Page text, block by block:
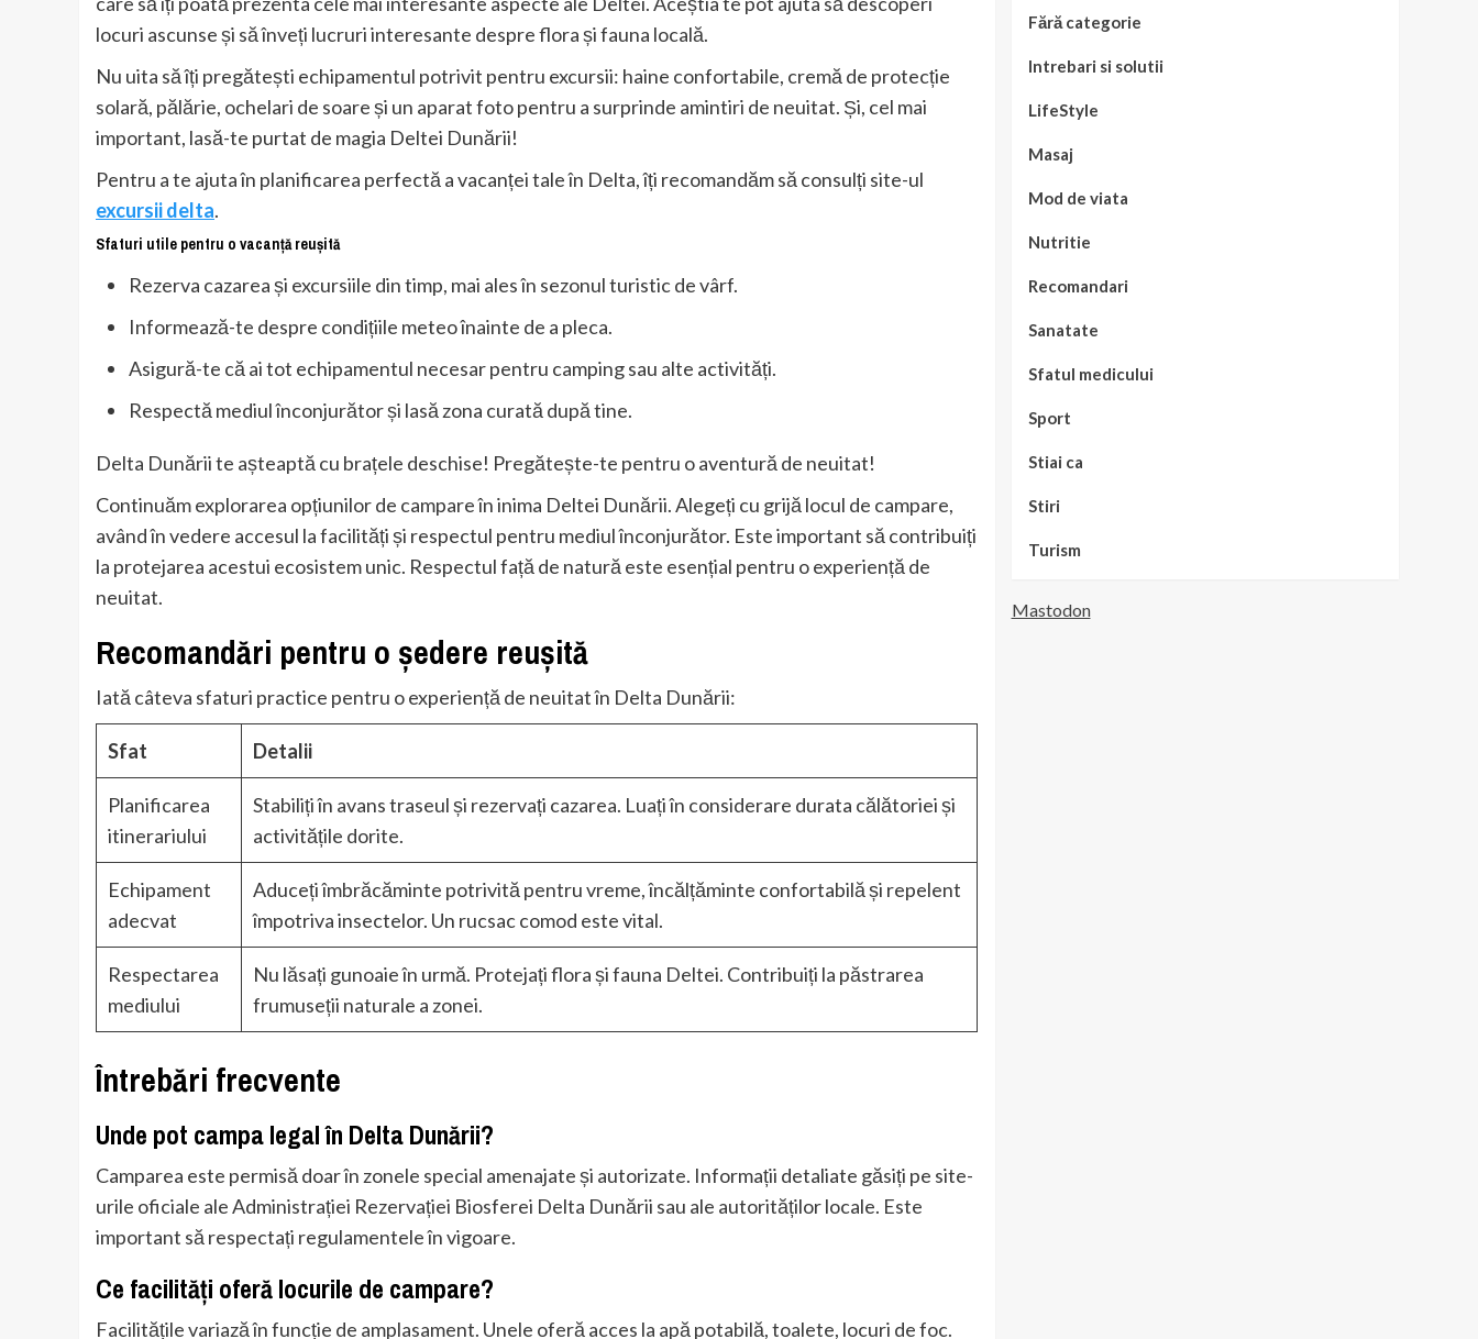
locuri ascunse și să înveți lucruri interesante despre flora și fauna locală.
Nu uita să îți pregătești echipamentul potrivit pentru excursii: haine confortabile, cremă de protecție
solară, pălărie, ochelari de soare și un aparat foto pentru a surprinde amintiri de neuitat. Și, cel mai
important, lasă-te purtat de magia Deltei Dunării!
Pentru a te ajuta în planificarea perfectă a vacanței tale în Delta, îți recomandăm să consulți site-ul
excursii delta.
Sfaturi utile pentru o vacanță reușită
Rezerva cazarea și excursiile din timp, mai ales în sezonul turistic de vârf.
Informează-te despre condițiile meteo înainte de a pleca.
Asigură-te că ai tot echipamentul necesar pentru camping sau alte activități.
Respectă mediul înconjurător și lasă zona curată după tine.
Delta Dunării te așteaptă cu brațele deschise! Pregătește-te pentru o aventură de neuitat!
Continuăm explorarea opțiunilor de campare în inima Deltei Dunării. Alegeți cu grijă locul de campare,
având în vedere accesul la facilități și respectul pentru mediul înconjurător. Este important să contribuiți
la protejarea acestui ecosistem unic. Respectul față de natură este esențial pentru o experiență de
neuitat.
Recomandări pentru o ședere reușită
Iată câteva sfaturi practice pentru o experiență de neuitat în Delta Dunării:
Sfat Detalii
Planificarea
itinerariului
Stabiliți în avans traseul și rezervați cazarea. Luați în considerare durata călătoriei și
activitățile dorite.
Echipament
adecvat
Aduceți îmbrăcăminte potrivită pentru vreme, încălțăminte confortabilă și repelent
împotriva insectelor. Un rucsac comod este vital.
Respectarea
mediului
Nu lăsați gunoaie în urmă. Protejați flora și fauna Deltei. Contribuiți la păstrarea
frumuseții naturale a zonei.
Întrebări frecvente
Unde pot campa legal în Delta Dunării?
Camparea este permisă doar în zonele special amenajate și autorizate. Informații detaliate găsiți pe site-
urile oficiale ale Administrației Rezervației Biosferei Delta Dunării sau ale autorităților locale. Este
important să respectați regulamentele în vigoare.
Ce facilități oferă locurile de campare?
Facilitățile variază în funcție de amplasament. Unele oferă acces la apă potabilă, toalete, locuri de foc.
Fără categorie
Intrebari si solutii
LifeStyle
Masaj
Mod de viata
Nutritie
Recomandari
Sanatate
Sfatul medicului
Sport
Stiai ca
Stiri
Turism
Mastodon